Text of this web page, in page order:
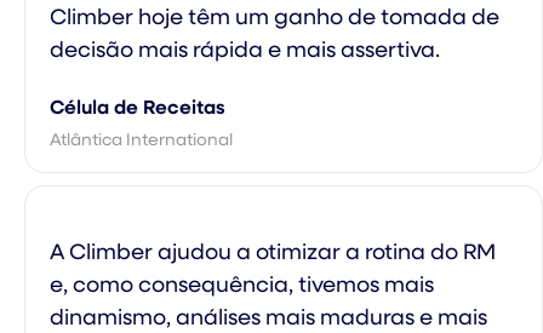
Climber hoje têm um ganho de tomada de
decisão mais rápida e mais assertiva.
Célula de Receitas
Atlântica International
A Climber ajudou a otimizar a rotina do RM
e, como consequência, tivemos mais
dinamismo, análises mais maduras e mais